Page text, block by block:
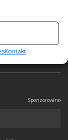
Kontakt
od malička
o autorovi]